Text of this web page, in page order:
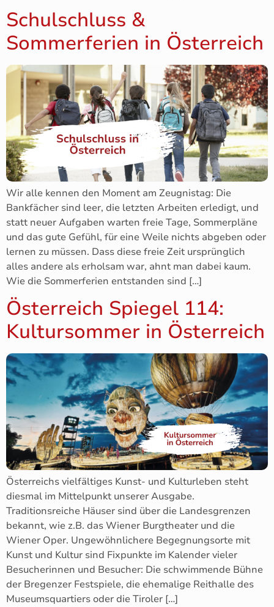
Schulschluss &
Sommerferien in Österreich
Wir alle kennen den Moment am Zeugnistag: Die
Bankfächer sind leer, die letzten Arbeiten erledigt, und
statt neuer Aufgaben warten freie Tage, Sommerpläne
und das gute Gefühl, für eine Weile nichts abgeben oder
lernen zu müssen. Dass diese freie Zeit ursprünglich
alles andere als erholsam war, ahnt man dabei kaum.
Wie die Sommerferien entstanden sind […]
Österreich Spiegel 114:
Kultursommer in Österreich
Österreichs vielfältiges Kunst- und Kulturleben steht
diesmal im Mittelpunkt unserer Ausgabe.
Traditionsreiche Häuser sind über die Landesgrenzen
bekannt, wie z.B. das Wiener Burgtheater und die
Wiener Oper. Ungewöhnlichere Begegnungsorte mit
Kunst und Kultur sind Fixpunkte im Kalender vieler
Besucherinnen und Besucher: Die schwimmende Bühne
der Bregenzer Festspiele, die ehemalige Reithalle des
Museumsquartiers oder die Tiroler […]